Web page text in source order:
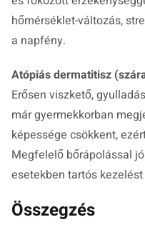
hőmérséklet-változás,
a napfény.
Atópiás dermatitisz
Erősen viszkető,
már gyermekkorban
képessége csökkent,
Megfelelő bőrápolással
esetekben tartós
Összegzés